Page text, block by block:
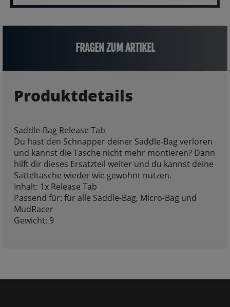
FRAGEN ZUM ARTIKEL
Produktdetails
Saddle-Bag Release Tab
Du hast den Schnapper deiner Saddle-Bag verloren
und kannst die Tasche nicht mehr montieren? Dann
hilft dir dieses Ersatzteil weiter und du kannst deine
Satteltasche wieder wie gewohnt nutzen.
Inhalt: 1x Release Tab
Passend für: für alle Saddle-Bag, Micro-Bag und
MudRacer
Gewicht: 9